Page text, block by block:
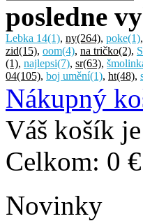
posledne
Lebka 14(1), ny(264), poke(1),
zid(15), oom(4), na tričko(2),
(1), najlepsi(7), sr(63),
04(105), boj umění(1), ht(48),
Nákupný
Váš košík
Celkom: 0 €
Novinky